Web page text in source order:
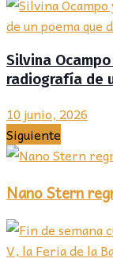
Silvina
radiografía de
10 junio, 2026
Siguiente
Nano Stern